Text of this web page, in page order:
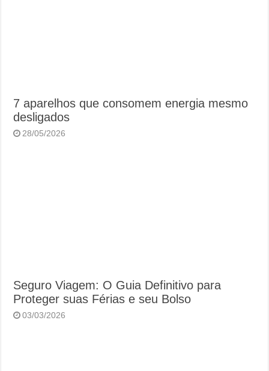
7 aparelhos que consomem energia mesmo
desligados
28/05/2026
Seguro Viagem: O Guia Definitivo para
Proteger suas Férias e seu Bolso
03/03/2026